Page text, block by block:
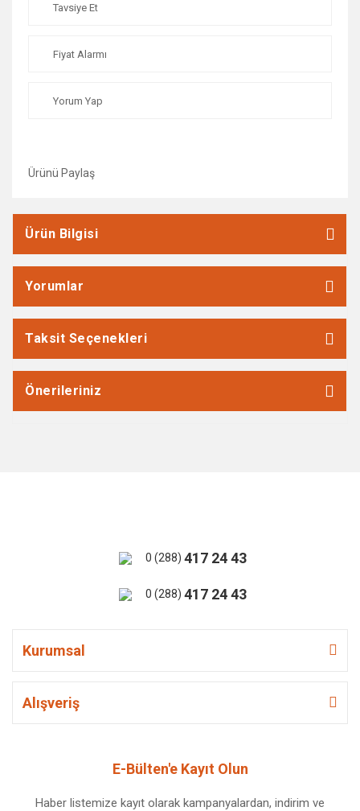
Tavsiye Et
Fiyat Alarmı
Yorum Yap
Ürünü Paylaş
Ürün Bilgisi
Yorumlar
Taksit Seçenekleri
Önerileriniz
0 (288) 417 24 43
0 (288) 417 24 43
Kurumsal
Alışveriş
E-Bülten'e Kayıt Olun
Haber listemize kayıt olarak kampanyalardan, indirim ve